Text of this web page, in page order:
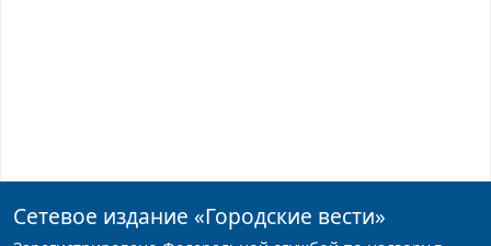
Сетевое издание «Городские вести»